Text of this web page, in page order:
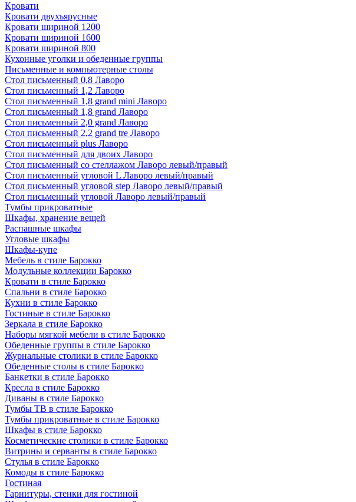
Кровати
Кровати двухъярусные
Кровати шириной 1200
Кровати шириной 1600
Кровати шириной 800
Кухонные уголки и обеденные группы
Письменные и компьютерные столы
Стол письменный 0,8 Лаворо
Стол письменный 1,2 Лаворо
Стол письменный 1,8 grand mini Лаворо
Стол письменный 1,8 grand Лаворо
Стол письменный 2,0 grand Лаворо
Стол письменный 2,2 grand tre Лаворо
Стол письменный plus Лаворо
Стол письменный для двоих Лаворо
Стол письменный со стеллажом Лаворо левый/правый
Стол письменный угловой L Лаворо левый/правый
Стол письменный угловой step Лаворо левый/правый
Стол письменный угловой Лаворо левый/правый
Тумбы прикроватные
Шкафы, хранение вещей
Распашные шкафы
Угловые шкафы
Шкафы-купе
Мебель в стиле Барокко
Модульные коллекции Барокко
Кровати в стиле Барокко
Спальни в стиле Барокко
Кухни в стиле Барокко
Гостиные в стиле Барокко
Зеркала в стиле Барокко
Наборы мягкой мебели в стиле Барокко
Обеденные группы в стиле Барокко
Журнальные столики в стиле Барокко
Обеденные столы в стиле Барокко
Банкетки в стиле Барокко
Кресла в стиле Барокко
Диваны в стиле Барокко
Тумбы ТВ в стиле Барокко
Тумбы прикроватные в стиле Барокко
Шкафы в стиле Барокко
Косметические столики в стиле Барокко
Витрины и серванты в стиле Барокко
Стулья в стиле Барокко
Комоды в стиле Барокко
Гостиная
Гарнитуры, стенки для гостиной